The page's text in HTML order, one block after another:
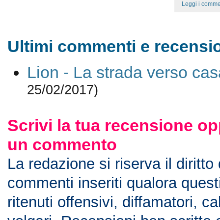
Leggi i
Ultimi commenti e
Lion - La strada verso
25/02/2017)
Scrivi la tua recensione
un commento
La redazione si riserva il diritto
commenti inseriti qualora
ritenuti offensivi, diffamatori,